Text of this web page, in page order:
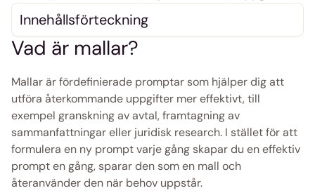
Produktuppdateringar
Logga in
Vad är mallar?
Mallar är fördefinierade promptar som hjälper dig att
utföra återkommande uppgifter mer effektivt, till
exempel granskning av avtal, framtagning av
sammanfattningar eller juridisk research. I stället för att
formulera en ny prompt varje gång skapar du en effektiv
prompt en gång, sparar den som en mall och
återanvänder den när behov uppstår.
Innehållsförteckning